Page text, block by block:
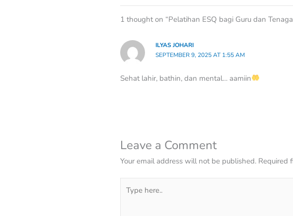
1 thought on “Pelatihan ESQ bagi Guru dan
ILYAS JOHARI
SEPTEMBER 9, 2025 AT 1:55 AM
Sehat lahir, bathin, dan mental… aamiin
Leave a Comment
Your email address will not be published. Required
here..